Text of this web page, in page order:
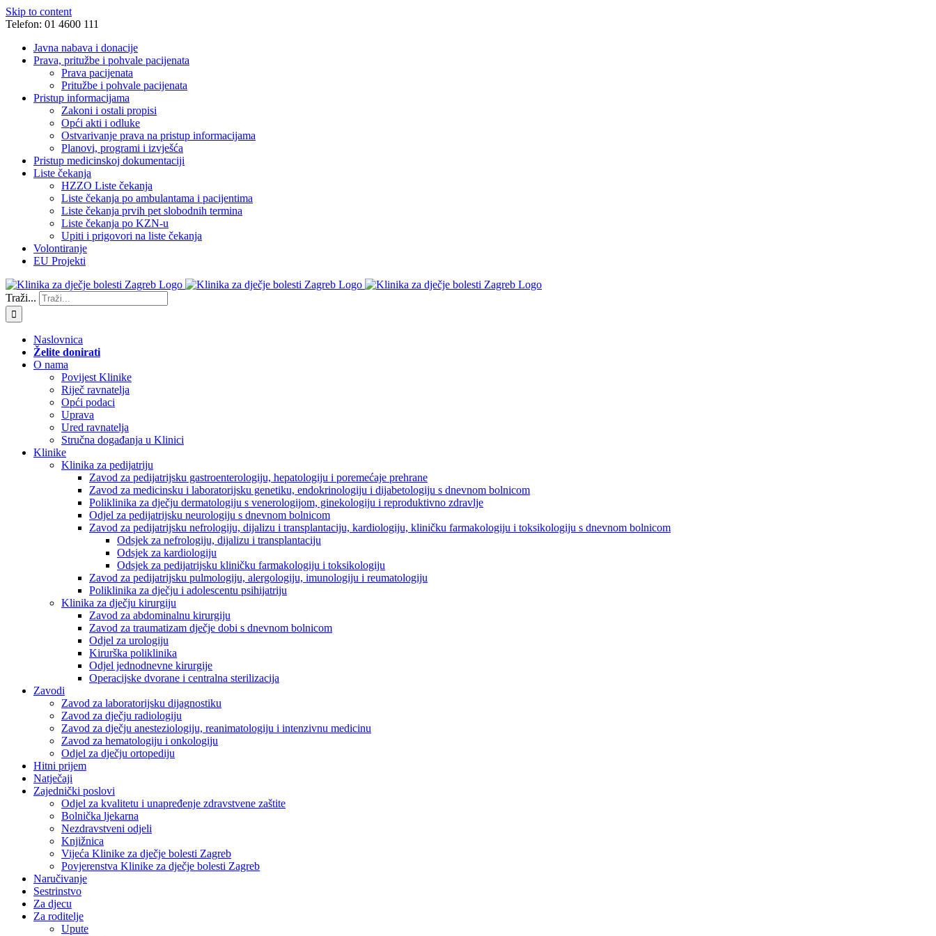
Skip to content
Telefon: 01 4600 111
Javna nabava i donacije
Prava, pritužbe i pohvale pacijenata
Prava pacijenata
Pritužbe i pohvale pacijenata
Pristup informacijama
Zakoni i ostali propisi
Opći akti i odluke
Ostvarivanje prava na pristup informacijama
Planovi, programi i izvješća
Pristup medicinskoj dokumentaciji
Liste čekanja
HZZO Liste čekanja
Liste čekanja po ambulantama i pacijentima
Liste čekanja prvih pet slobodnih termina
Liste čekanja po KZN-u
Upiti i prigovori na liste čekanja
Volontiranje
EU Projekti
Traži...
Naslovnica
Želite donirati
O nama
Povijest Klinike
Riječ ravnatelja
Opći podaci
Uprava
Ured ravnatelja
Stručna događanja u Klinici
Klinike
Klinika za pedijatriju
Zavod za pedijatrijsku gastroenterologiju, hepatologiju i poremećaje prehrane
Zavod za medicinsku i laboratorijsku genetiku, endokrinologiju i dijabetologiju s dnevnom bolnicom
Poliklinika za dječju dermatologiju s venerologijom, ginekologiju i reproduktivno zdravlje
Odjel za pedijatrijsku neurologiju s dnevnom bolnicom
Zavod za pedijatrijsku nefrologiju, dijalizu i transplantaciju, kardiologiju, kliničku farmakologiju i toksikologiju s dnevnom bolnicom
Odsjek za nefrologiju, dijalizu i transplantaciju
Odsjek za kardiologiju
Odsjek za pedijatrijsku kliničku farmakologiju i toksikologiju
Zavod za pedijatrijsku pulmologiju, alergologiju, imunologiju i reumatologiju
Poliklinika za dječju i adolescentu psihijatriju
Klinika za dječju kirurgiju
Zavod za abdominalnu kirurgiju
Zavod za traumatizam dječje dobi s dnevnom bolnicom
Odjel za urologiju
Kirurška poliklinika
Odjel jednodnevne kirurgije
Operacijske dvorane i centralna sterilizacija
Zavodi
Zavod za laboratorijsku dijagnostiku
Zavod za dječju radiologiju
Zavod za dječju anesteziologiju, reanimatologiju i intenzivnu medicinu
Zavod za hematologiju i onkologiju
Odjel za dječju ortopediju
Hitni prijem
Natječaji
Zajednički poslovi
Odjel za kvalitetu i unapređenje zdravstvene zaštite
Bolnička ljekarna
Nezdravstveni odjeli
Knjižnica
Vijeća Klinike za dječje bolesti Zagreb
Povjerenstva Klinike za dječje bolesti Zagreb
Naručivanje
Sestrinstvo
Za djecu
Za roditelje
Upute